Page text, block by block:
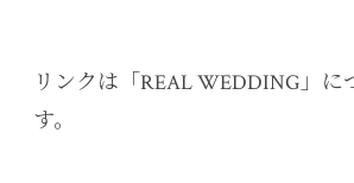
リンクは「REAL WEDDING」に
す。